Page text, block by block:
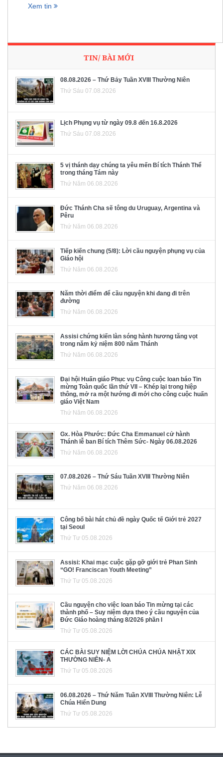
Xem tin
TIN/ BÀI MỚI
08.08.2026 – Thứ Bảy Tuần XVIII Thường Niên
Thứ Sáu 07.08.2026
Lịch Phụng vụ từ ngày 09.8 đến 16.8.2026
Thứ Sáu 07.08.2026
5 vị thánh dạy chúng ta yêu mến Bí tích Thánh Thể
trong tháng Tám này
Thứ Năm 06.08.2026
Đức Thánh Cha sẽ tông du Uruguay, Argentina và
Pêru
Thứ Năm 06.08.2026
Tiếp kiến chung (5/8): Lời cầu nguyện phụng vụ của
Giáo hội
Thứ Năm 06.08.2026
Năm thời điểm để cầu nguyện khi đang đi trên
đường
Thứ Năm 06.08.2026
Assisi chứng kiến làn sóng hành hương tăng vọt
trong năm kỷ niệm 800 năm Thánh
Thứ Năm 06.08.2026
Đại hội Huấn giáo Phục vụ Công cuộc loan báo Tin
mừng Toàn quốc lần thứ VII – Khép lại trong hiệp
thông, mở ra một hướng đi mới cho công cuộc huấn
giáo Việt Nam
Thứ Năm 06.08.2026
Gx. Hòa Phước: Đức Cha Emmanuel cử hành
Thánh lễ ban Bí tích Thêm Sức- Ngày 06.08.2026
Thứ Năm 06.08.2026
07.08.2026 – Thứ Sáu Tuần XVIII Thường Niên
Thứ Năm 06.08.2026
Công bố bài hát chủ đề ngày Quốc tế Giới trẻ 2027
tại Seoul
Thứ Tư 05.08.2026
Assisi: Khai mạc cuộc gặp gỡ giới trẻ Phan Sinh
“GO! Franciscan Youth Meeting”
Thứ Tư 05.08.2026
Cầu nguyện cho việc loan báo Tin mừng tại các
thành phố – Suy niệm dựa theo ý cầu nguyện của
Đức Giáo hoàng tháng 8/2026 phần I
Thứ Tư 05.08.2026
CÁC BÀI SUY NIỆM LỜI CHÚA CHÚA NHẬT XIX
THƯỜNG NIÊN- A
Thứ Tư 05.08.2026
06.08.2026 – Thứ Năm Tuần XVIII Thường Niên: Lễ
Chúa Hiển Dung
Thứ Tư 05.08.2026